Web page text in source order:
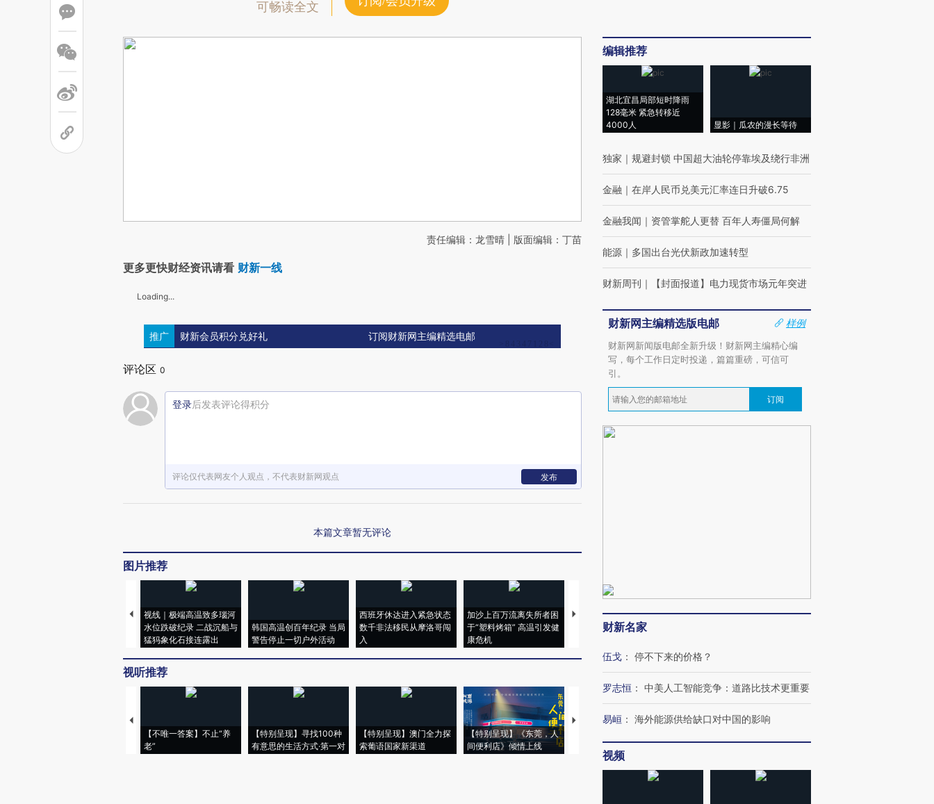
可畅读全文
责任编辑：龙雪晴 | 版面编辑：丁苗
更多更快财经资讯请看 财新一线
Loading...
推广 财新会员积分兑好礼 订阅财新网主编精选电邮
评论区 0
登录后发表评论得积分
评论仅代表网友个人观点，不代表财新网观点 发布
本篇文章暂无评论
图片推荐
视线｜极端高温致多瑙河
水位跌破纪录 二战沉船与
猛犸象化石接连露出
韩国高温创百年纪录 当局
警告停止一切户外活动
西班牙休达进入紧急状态
数千非法移民从摩洛哥闯
入
加沙上百万流离失所者困
于“塑料烤箱” 高温引发健
康危机
视线｜HYROX的吸金
术：是什么让中产们甘
马航飞行员跨国走私7万
视线｜被称为“蟑螂”的印
视听推荐
【不唯一答案】不止“养
老”
【特别呈现】寻找100种
有意思的生活方式·第一对
【特别呈现】澳门全力探
索葡语国家新渠道
【特别呈现】《东莞，人
间便利店》倾情上线
【推广】走进第四届链博
有意思的生活方式·第三对
住三大增长引擎是什么？
编辑推荐
湖北宜昌局部短时降雨
128毫米 紧急转移近
4000人
显影｜瓜农的漫长等待
独家 ｜ 规避封锁 中国超大油轮停靠埃及绕行非洲
金融 ｜ 在岸人民币兑美元汇率连日升破6.75
金融我闻 ｜ 资管掌舵人更替 百年人寿僵局何解
能源 ｜ 多国出台光伏新政加速转型
财新周刊 ｜ 【封面报道】电力现货市场元年突进
财新网主编精选版电邮
样例
财新网新闻版电邮全新升级！财新网主编精心编
写，每个工作日定时投递，篇篇重磅，可信可
引。
订阅
财新名家
伍戈 ： 停不下来的价格？
罗志恒 ： 中美人工智能竞争：道路比技术更重要
易峘 ： 海外能源供给缺口对中国的影响
视频